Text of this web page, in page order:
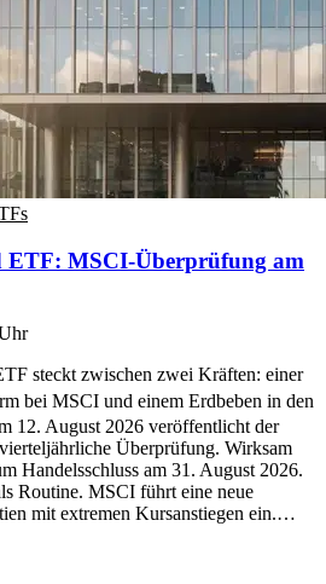
ETF: MSCI-Überprüfung am
steckt zwischen zwei Kräften: einer
bei MSCI und einem Erdbeben in den
12. August 2026 veröffentlicht der
Überprüfung. Wirksam
Handelsschluss am 31. August 2026.
Routine. MSCI führt eine neue
mit extremen Kursanstiegen ein.…